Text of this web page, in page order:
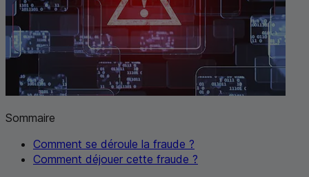
Sommaire
Comment se déroule la fraude ?
Comment déjouer cette fraude ?